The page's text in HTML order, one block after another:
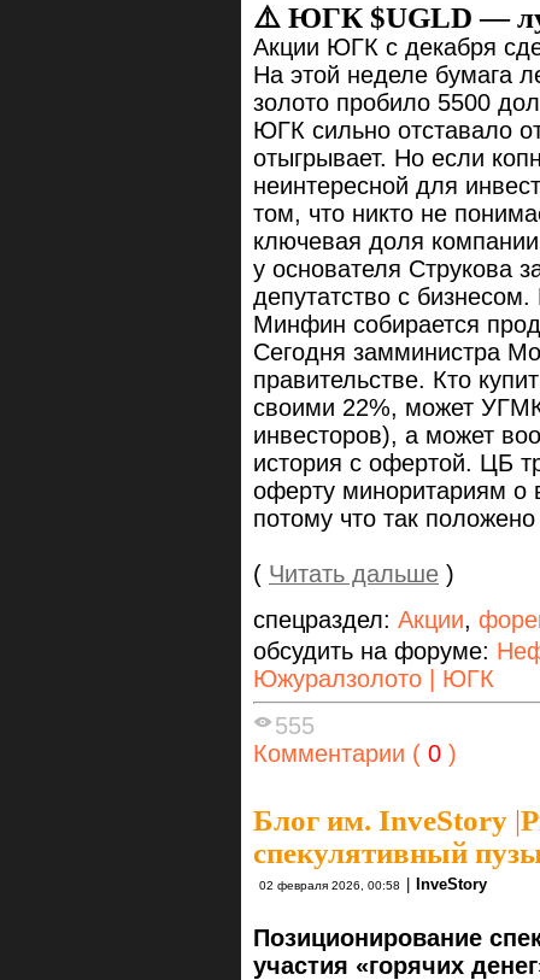
⚠️ ЮГК $UGLD —
Акции ЮГК с декабря
На этой неделе бумага
золото пробило 5500
ЮГК сильно отставало
отыгрывает. Но если
неинтересной для
том, что никто не
ключевая доля
у основателя Струкова
депутатство с
Минфин собирается
Сегодня замминистра
правительстве. Кто
своими 22%, может
инвесторов), а может
история с офертой. ЦБ
оферту миноритариям о
потому что так
( Читать дальше )
спецраздел: Акции,
обсудить на форуме:
Южуралзолото | ЮГК
555
Комментарии ( 0 )
Блог им. InveStory |
спекулятивный
02 февраля 2026, 00:58 | InveStory
Позиционирование
участия «горячих